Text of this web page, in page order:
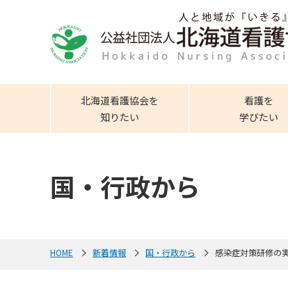
北海道看護協会を
知りたい
看護を
学びたい
国・行政から
HOME 新着情報 国・行政から 感染症対策研修の